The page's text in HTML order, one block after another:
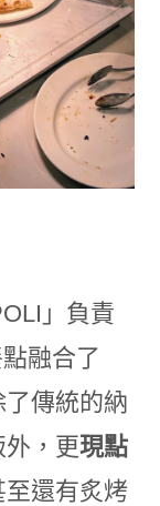
」負責
融合了
了傳統的納
，更現點
至還有炙烤